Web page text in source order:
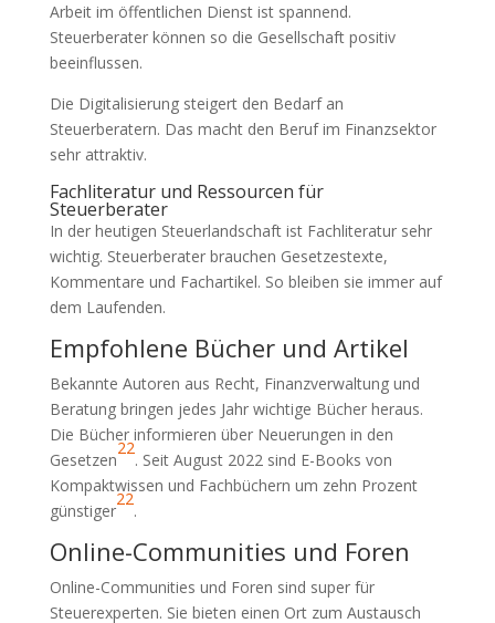
Arbeit im öffentlichen Dienst ist spannend.
Steuerberater können so die Gesellschaft positiv
beeinflussen.
Die Digitalisierung steigert den Bedarf an
Steuerberatern. Das macht den Beruf im Finanzsektor
sehr attraktiv.
Fachliteratur und Ressourcen für
Steuerberater
In der heutigen Steuerlandschaft ist Fachliteratur sehr
wichtig. Steuerberater brauchen Gesetzestexte,
Kommentare und Fachartikel. So bleiben sie immer auf
dem Laufenden.
Empfohlene Bücher und Artikel
Bekannte Autoren aus Recht, Finanzverwaltung und
Beratung bringen jedes Jahr wichtige Bücher heraus.
Die Bücher informieren über Neuerungen in den
Gesetzen
22
. Seit August 2022 sind E-Books von
Kompaktwissen und Fachbüchern um zehn Prozent
günstiger
22
.
Online-Communities und Foren
Online-Communities und Foren sind super für
Steuerexperten. Sie bieten einen Ort zum Austausch